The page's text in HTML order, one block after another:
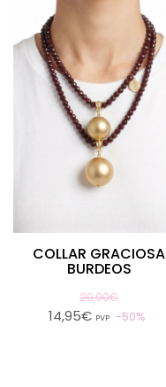
COLLAR GRACIOSA
BURDEOS
29,90€
14,95€ PVP 50%